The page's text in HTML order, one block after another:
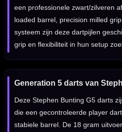
een professionele zwart/zilveren
loaded barrel, precision milled
systeem zijn deze dartpijlen
grip en flexibiliteit in hun setup
Generation 5 darts van
Deze Stephen Bunting G5 darts
die een gecontroleerde player
stabiele barrel. De 18 gram